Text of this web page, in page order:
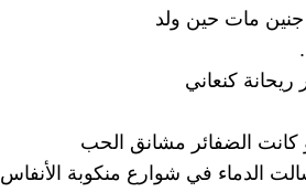
مات حين ولد
ريحانة كنعاني
كانت الضفائر مشانق الحب
الدماء في شوارع منكوبة الأنفاس